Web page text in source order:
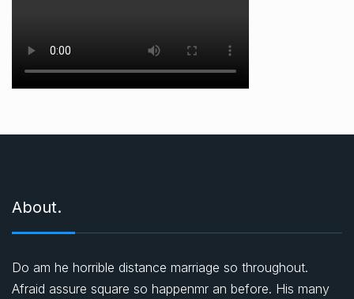
About.
Do am he horrible distance marriage so throughout.
Afraid assure square so happenmr an before. His many